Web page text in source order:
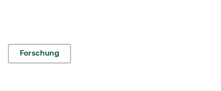
Forschung